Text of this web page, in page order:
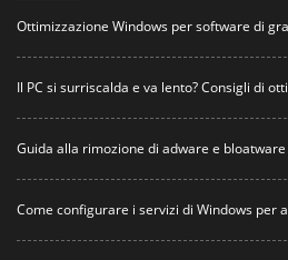
Ottimizzazione Windows per software di
Il PC si surriscalda e va lento? Consigli di
Guida alla rimozione di adware e
Come configurare i servizi di Windows per